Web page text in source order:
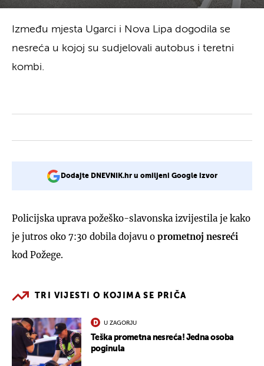
Između mjesta Ugarci i Nova Lipa dogodila se
nesreća u kojoj su sudjelovali autobus i teretni
kombi.
Dodajte DNEVNIK.hr u omiljeni Google izvor
Policijska uprava požeško-slavonska izvijestila je kako
je jutros oko 7:30 dobila dojavu o prometnoj nesreći
kod Požege.
TRI VIJESTI O KOJIMA SE PRIČA
U ZAGORJU
Teška prometna nesreća! Jedna osoba
poginula